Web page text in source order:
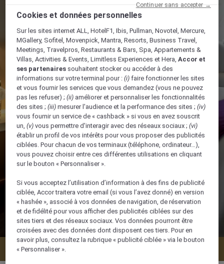
Cookies et données personnelles
Sur les sites internet ALL, HotelF1, Ibis, Pullman, Novotel, Mercure,
MGallery, Sofitel, Movenpick, Mantra, Resorts, Business Travel,
Meetings, Travelpros, Restaurants & Bars, Spa, Appartements &
Villas, Activities & Events, Limitless Experiences et Hera,Accor et
ses partenaires souhaitent stocker ou accéder à des
informations sur votre terminal pour :(i) faire fonctionner les sites
et vous fournir les services que vous demandez (vous ne pouvez
pas les refuser) ;(ii) améliorer et personnaliser les fonctionnalités
des sites ;(iii) mesurer l'audience et la performance des sites ;(iv)
vous fournir un service de « cashback » si vous en avez souscrit
un,(v) vous permettre d'interagir avec des réseaux sociaux ;(vi)
établir un profil de vos intérêts pour vous proposer des publicités
ciblées. Pour chacun de vos terminaux (téléphone, ordinateur…),
vous pouvez choisir entre ces différentes utilisations en cliquant
sur le bouton « Personnaliser ».
Si vous acceptez l’utilisation d’information à des fins de publicité
ciblée, Accor traitera votre email (si vous l’avez donné) en version
« hashée », associé à vos données de navigation, de réservation
et de fidélité pour vous afficher des publicités ciblées sur des
sites tiers et des réseaux sociaux. Vos données pourront être
croisées avec des données dont disposent ces tiers. Pour en
savoir plus, consultez la rubrique « publicité ciblée » via le bouton
« Personnaliser ».
Continuer sans accepter →